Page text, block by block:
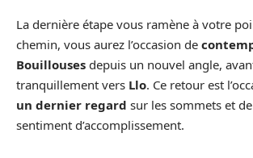
La dernière étape vous ramène à votre
chemin, vous aurez l’occasion de
Bouillouses depuis un nouvel angle,
tranquillement vers Llo. Ce retour est
un dernier regard sur les sommets et
sentiment d’accomplissement.